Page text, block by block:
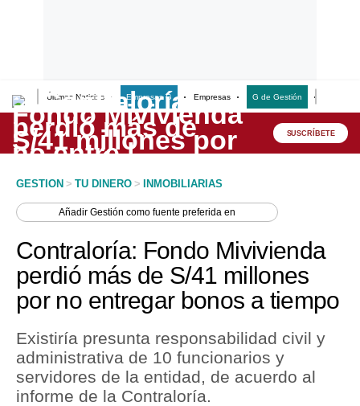
Últimas Noticias Empresas G Empresas G de Gestión
Lo último
Peru Quiosco
Economía
Mercados
Política
Tu Dinero
SUSCRÍBETE
GESTION > TU DINERO > INMOBILIARIAS
AñadirGestión como fuente preferida en
Contraloría: Fondo Mivivienda
perdió más de S/41 millones
por no entregar bonos a tiempo
Existiría presunta responsabilidad civil y
administrativa de 10 funcionarios y
servidores de la entidad, de acuerdo al
informe de la Contraloría.